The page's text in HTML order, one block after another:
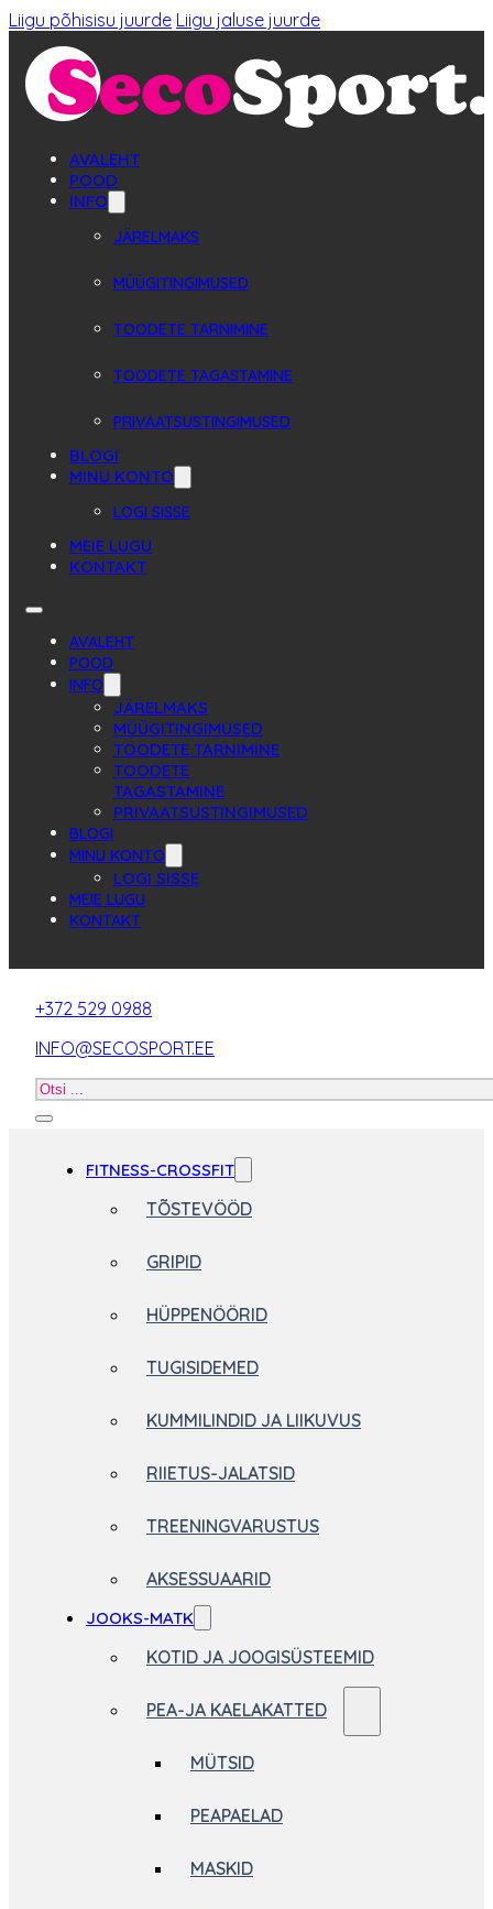
Liigu põhisisu juurde Liigu jaluse juurde
AVALEHT
POOD
INFO
JÄRELMAKS
MÜÜGITINGIMUSED
TOODETE TARNIMINE
TOODETE TAGASTAMINE
PRIVAATSUSTINGIMUSED
BLOGI
MINU KONTO
LOGI SISSE
MEIE LUGU
KONTAKT
AVALEHT
POOD
INFO
JÄRELMAKS
MÜÜGITINGIMUSED
TOODETE TARNIMINE
TOODETE
TAGASTAMINE
PRIVAATSUSTINGIMUSED
BLOGI
MINU KONTO
LOGI SISSE
MEIE LUGU
KONTAKT
+372 529 0988
INFO@SECOSPORT.EE
Otsi
FITNESS-CROSSFIT
TÕSTEVÖÖD
GRIPID
HÜPPENÖÖRID
TUGISIDEMED
KUMMILINDID JA LIIKUVUS
RIIETUS-JALATSID
TREENINGVARUSTUS
AKSESSUAARID
JOOKS-MATK
KOTID JA JOOGISÜSTEEMID
PEA-JA KAELAKATTED
MÜTSID
PEAPAELAD
MASKID